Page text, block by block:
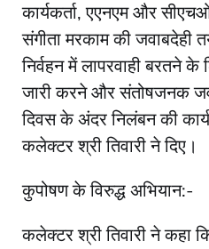
कार्यकर्ता, एएनएम और
संगीता मरकाम की जवाबदेही
निर्वहन में लापरवाही बरतने
जारी करने और संतोषजनक
दिवस के अंदर निलंबन की
कलेक्टर श्री तिवारी ने दिए।
कुपोषण के विरुद्ध अभियान:-
कलेक्टर श्री तिवारी ने कहा